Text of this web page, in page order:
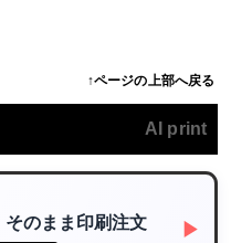
↑ページの上部へ戻る
AI print
そのまま印刷注文
▶